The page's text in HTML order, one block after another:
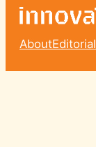
About